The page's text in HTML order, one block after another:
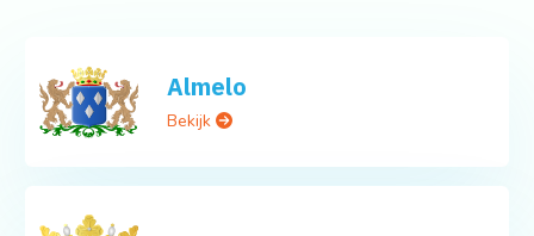
Almelo
Bekijk